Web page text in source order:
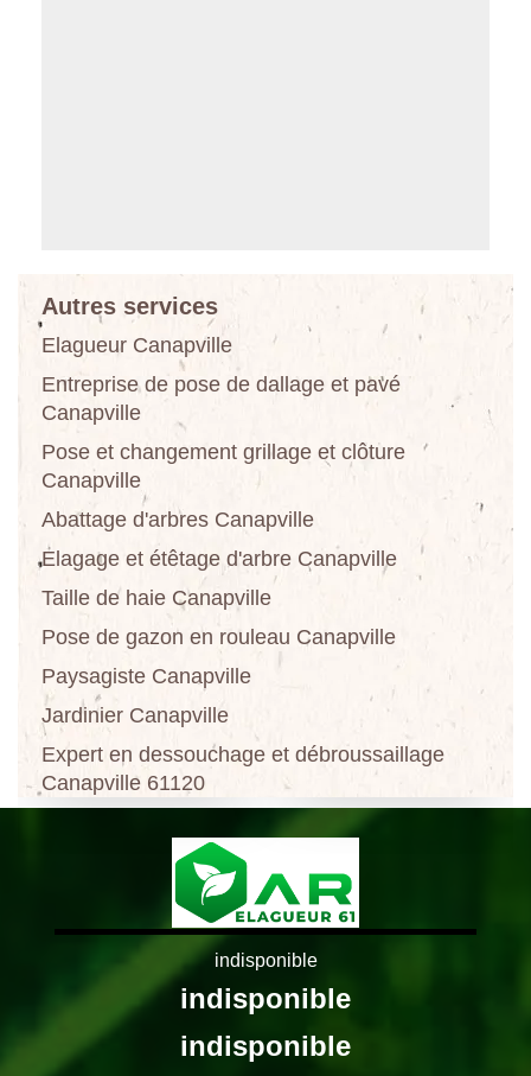
Autres services
Elagueur Canapville
Entreprise de pose de dallage et pavé
Canapville
Pose et changement grillage et clôture
Canapville
Abattage d'arbres Canapville
Elagage et étêtage d'arbre Canapville
Taille de haie Canapville
Pose de gazon en rouleau Canapville
Paysagiste Canapville
Jardinier Canapville
Expert en dessouchage et débroussaillage
Canapville 61120
indisponible
indisponible
indisponible